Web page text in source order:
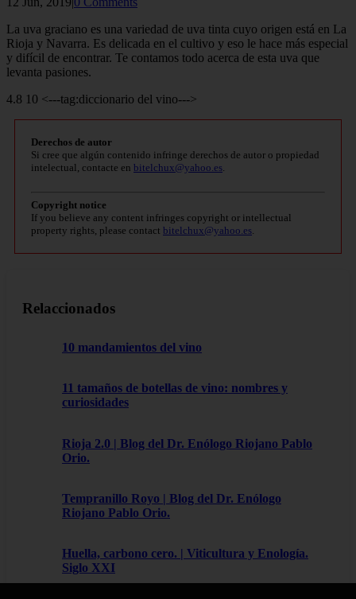
La uva graciano es una variedad de uva tinta cuyo origen está en La
Rioja y Navarra. Es delicada en el cultivo y eso le hace más especial
y difícil de encontrar. Te contamos todo acerca de esta uva que
levanta pasiones.
4.8 10 <---tag:diccionario del vino--->
Derechos de autor
Si cree que algún contenido infringe derechos de autor o propiedad
intelectual, contacte en bitelchux@yahoo.es
Copyright notice
If you believe any content infringes copyright or intellectual
property rights, please contact bitelchux@yahoo.es
Relaccionados
10 mandamientos del vino
11 tamaños de botellas de vino: nombres y
curiosidades
Rioja 2.0 | Blog del Dr. Enólogo Riojano Pablo
Orio.
Tempranillo Royo | Blog del Dr. Enólogo
Riojano Pablo Orio.
Huella, carbono cero. | Viticultura y Enología.
Siglo XXI